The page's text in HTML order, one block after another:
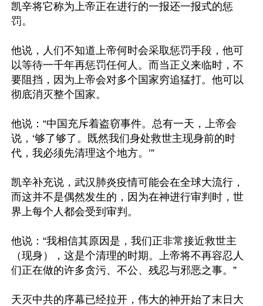
凯辛将它称为上帝正在进行的一报还一报式的惩
罚。
他说，人们不知道上帝何时会采取惩罚手段，他可
以等待一千年再惩罚任何人。而当正义来临时，不
要阻挡，因为上帝会对多个国家穷追猛打。他可以
彻底消灭整个国家。
他说：“中国充斥着盗窃事件。总有一天，上帝会
说，‘够了够了。既然我们身处救世主现身前的时
代，我必须先清理这个地方。’”
凯辛补充说，武汉肺炎疫情可能会在全球大流行，
而这并不是偶然发生的，因为在神进行审判时，世
界上每个人都会受到审判。
他说：“我相信其原因是，我们正非常接近救世主
（现身），这是个清理的时期。上帝将不再容忍人
们正在做的许多贪污、不公、残忍与邪恶之事。”
天灭中共的序幕已经拉开，伟大的神开始了末日大